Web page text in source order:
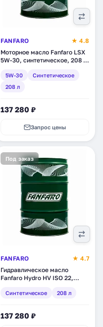
FANFARO
★ 4.8
Моторное масло Fanfaro LSX
5W-30, синтетическое, 208 л
5W-30
Синтетическое
208 л
137 280 ₽
Запрос цены
Под заказ
FANFARO
★ 4.7
Гидравлическое масло
Fanfaro Hydro HV ISO 22,
2)Синтетическое 208 л
137 280 ₽